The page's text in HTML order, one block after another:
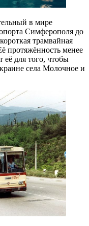
в мире
Симферополя до
трамвайная
протяжённость менее
её для того, чтобы
села Молочное и